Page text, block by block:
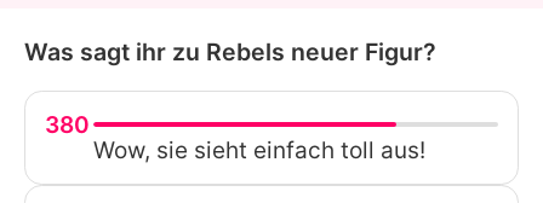
Was sagt ihr zu Rebels neuer Figur?
380
Wow, sie sieht einfach toll aus!